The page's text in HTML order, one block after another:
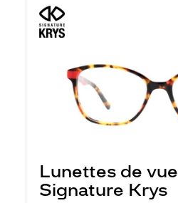
Lunettes de vue
Signature Krys